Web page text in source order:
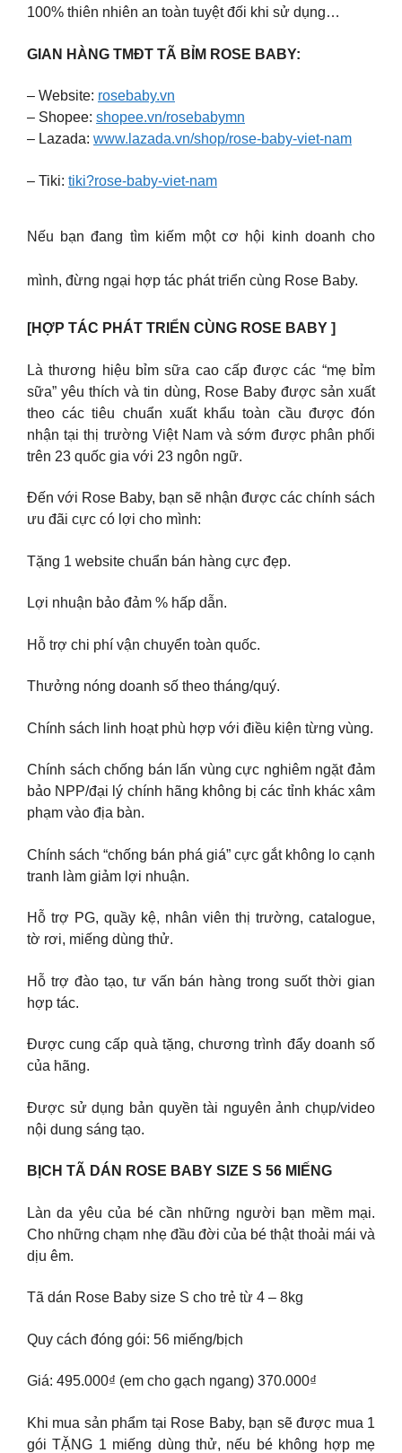
100% thiên nhiên an toàn tuyệt đối khi sử dụng…
GIAN HÀNG TMĐT TÃ BỈM ROSE BABY:
– Website: rosebaby.vn
– Shopee: shopee.vn/rosebabymn
– Lazada: www.lazada.vn/shop/rose-baby-viet-nam
– Tiki: tiki?rose-baby-viet-nam
Nếu bạn đang tìm kiếm một cơ hội kinh doanh cho
mình, đừng ngại hợp tác phát triển cùng Rose Baby.
[HỢP TÁC PHÁT TRIỂN CÙNG ROSE BABY ]
Là thương hiệu bỉm sữa cao cấp được các “mẹ bỉm
sữa” yêu thích và tin dùng, Rose Baby được sản xuất
theo các tiêu chuẩn xuất khẩu toàn cầu được đón
nhận tại thị trường Việt Nam và sớm được phân phối
trên 23 quốc gia với 23 ngôn ngữ.
Đến với Rose Baby, bạn sẽ nhận được các chính sách
ưu đãi cực có lợi cho mình:
Tặng 1 website chuẩn bán hàng cực đẹp.
Lợi nhuận bảo đảm % hấp dẫn.
Hỗ trợ chi phí vận chuyển toàn quốc.
Thưởng nóng doanh số theo tháng/quý.
Chính sách linh hoạt phù hợp với điều kiện từng vùng.
Chính sách chống bán lấn vùng cực nghiêm ngặt đảm
bảo NPP/đại lý chính hãng không bị các tỉnh khác xâm
phạm vào địa bàn.
Chính sách “chống bán phá giá” cực gắt không lo cạnh
tranh làm giảm lợi nhuận.
Hỗ trợ PG, quầy kệ, nhân viên thị trường, catalogue,
tờ rơi, miếng dùng thử.
Hỗ trợ đào tạo, tư vấn bán hàng trong suốt thời gian
hợp tác.
Được cung cấp quà tặng, chương trình đẩy doanh số
của hãng.
Được sử dụng bản quyền tài nguyên ảnh chụp/video
nội dung sáng tạo.
BỊCH TÃ DÁN ROSE BABY SIZE S 56 MIẾNG
Làn da yêu của bé cần những người bạn mềm mại.
Cho những chạm nhẹ đầu đời của bé thật thoải mái và
dịu êm.
Tã dán Rose Baby size S cho trẻ từ 4 – 8kg
Quy cách đóng gói: 56 miếng/bịch
Giá: 495.000₫ (em cho gạch ngang) 370.000₫
Khi mua sản phẩm tại Rose Baby, bạn sẽ được mua 1
gói TẶNG 1 miếng dùng thử, nếu bé không hợp mẹ